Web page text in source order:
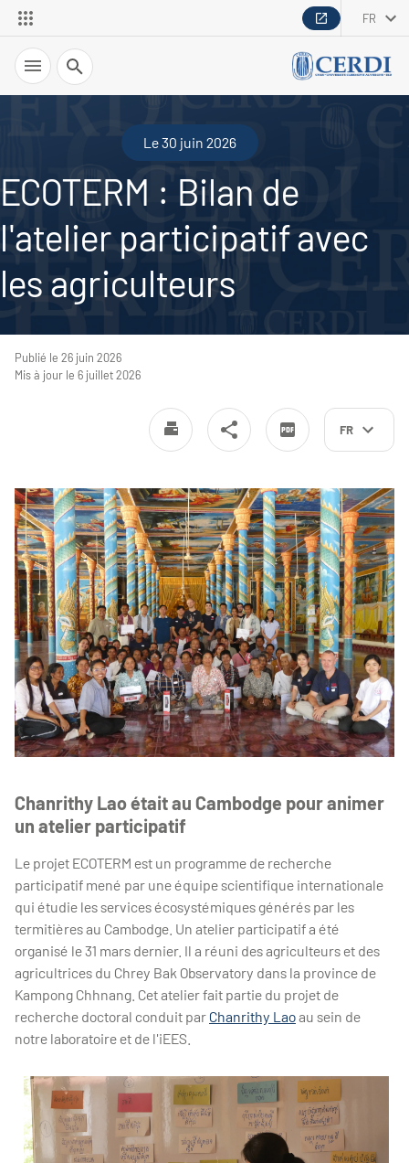
FR
Recherche
Le 30 juin 2026
ECOTERM : Bilan de
l'atelier participatif avec
les agriculteurs
FR
Publié le 26 juin 2026
Mis à jour le 6 juillet 2026
Chanrithy Lao était au Cambodge pour animer
un atelier participatif
Le projet ECOTERM est un programme de recherche
participatif mené par une équipe scientifique internationale
qui étudie les services écosystémiques générés par les
termitières au Cambodge. Un atelier participatif a été
organisé le 31 mars dernier. Il a réuni des agriculteurs et des
agricultrices du Chrey Bak Observatory dans la province de
Kampong Chhnang. Cet atelier fait partie du projet de
recherche doctoral conduit par Chanrithy Laoau sein de
notre laboratoire et de l'iEES.